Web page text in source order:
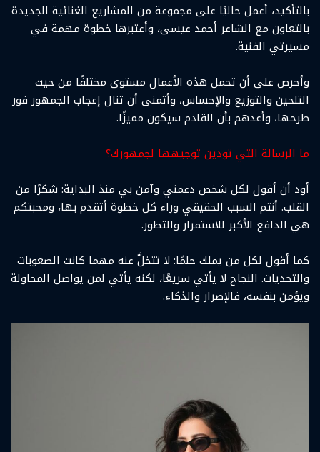
بالتأكيد، أعمل حاليًا على مجموعة من المشاريع الغنائية الجديدة
بالتعاون مع الشاعر أحمد عيسى، وأعتبرها خطوة مهمة في
مسيرتي الفنية.
وأحرص على أن تحمل هذه الأعمال مستوى مختلفًا من حيث
التلحين والتوزيع والإحساس، وأتمنى أن تنال إعجاب الجمهور فور
طرحها، وأعدهم بأن القادم سيكون مميزًا.
ما الرسالة التي تودين توجيهها لجمهورك؟
أود أن أقول لكل شخص دعمني وآمن بي منذ البداية: شكرًا من
القلب. أنتم السبب الحقيقي وراء كل خطوة أتقدم بها، ومحبتكم
هي الدافع الأكبر للاستمرار والتطور.
كما أقول لكل من يملك حلمًا: لا تتخلَّ عنه مهما كانت الصعوبات
والتحديات. النجاح لا يأتي سريعًا، لكنه يأتي لمن يواصل المحاولة
ويؤمن بنفسه، فالإصرار والذكاء.